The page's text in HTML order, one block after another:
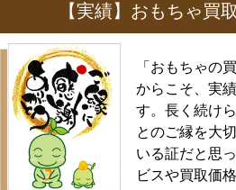
【実績】おもちゃ買
「おもちゃの
からこそ、実
す。長く続け
とのご縁を大
いる証だと思
ビスや買取価